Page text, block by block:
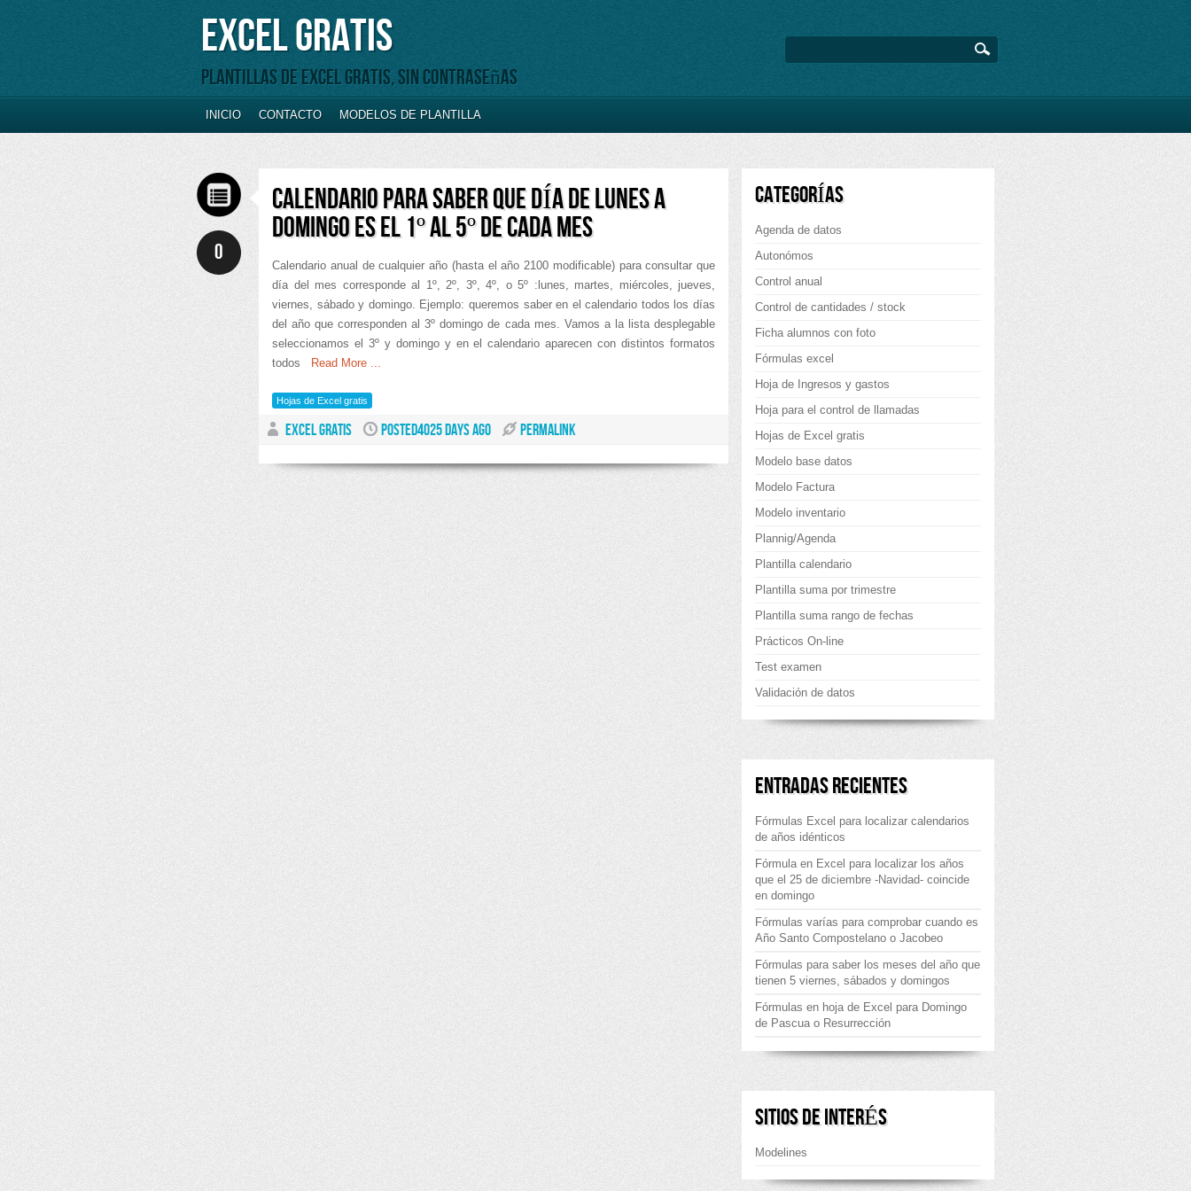
Excel Gratis
Plantillas de Excel gratis, sin contraseñas
INICIO CONTACTO MODELOS DE PLANTILLA
0
CALENDARIO PARA SABER QUE DÍA DE LUNES A
DOMINGO ES EL 1º AL 5º DE CADA MES
Calendario anual de cualquier año (hasta el año 2100 modificable) para consultar que
día del mes corresponde al 1º, 2º, 3º, 4º, o 5º :lunes, martes, miércoles, jueves,
viernes, sábado y domingo. Ejemplo: queremos saber en el calendario todos los días
del año que corresponden al 3º domingo de cada mes. Vamos a la lista desplegable
seleccionamos el 3º y domingo y en el calendario aparecen con distintos formatos
todos Read More ...
Hojas de Excel gratis
EXCEL GRATIS POSTED4025 DAYS AGO PERMALINK
CATEGORÍAS
Agenda de datos
Autonómos
Control anual
Control de cantidades / stock
Ficha alumnos con foto
Fórmulas excel
Hoja de Ingresos y gastos
Hoja para el control de llamadas
Hojas de Excel gratis
Modelo base datos
Modelo Factura
Modelo inventario
Plannig/Agenda
Plantilla calendario
Plantilla suma por trimestre
Plantilla suma rango de fechas
Prácticos On-line
Test examen
Validación de datos
ENTRADAS RECIENTES
Fórmulas Excel para localizar calendarios
de años idénticos
Fórmula en Excel para localizar los años
que el 25 de diciembre -Navidad- coincide
en domingo
Fórmulas varías para comprobar cuando es
Año Santo Compostelano o Jacobeo
Fórmulas para saber los meses del año que
tienen 5 viernes, sábados y domingos
Fórmulas en hoja de Excel para Domingo
de Pascua o Resurrección
SITIOS DE INTERÉS
Modelines